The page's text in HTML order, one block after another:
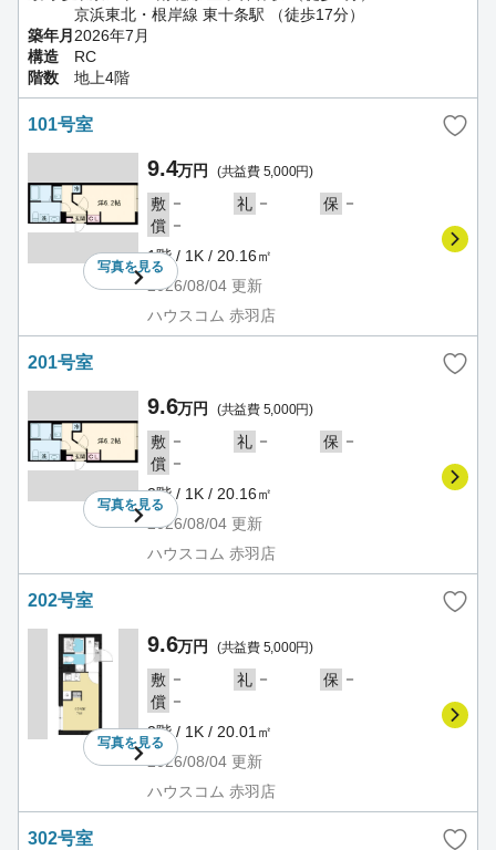
京浜東北・根岸線 東十条駅 （徒歩17分）
築年月 2026年7月
構造
RC
階数
地上4階
101号室
写真を見る
9.4万円 (共益費 5,000円)
敷 － 礼 － 保 －
償 －
1階 / 1K / 20.16㎡
2026/08/04 更新
ハウスコム 赤羽店
201号室
写真を見る
9.6万円 (共益費 5,000円)
敷 － 礼 － 保 －
償 －
2階 / 1K / 20.16㎡
2026/08/04 更新
ハウスコム 赤羽店
202号室
写真を見る
9.6万円 (共益費 5,000円)
敷 － 礼 － 保 －
償 －
2階 / 1K / 20.01㎡
2026/08/04 更新
ハウスコム 赤羽店
302号室